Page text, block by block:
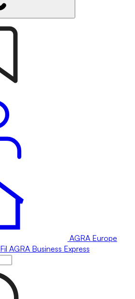
AGRA Europe
Fil AGRA Business Express